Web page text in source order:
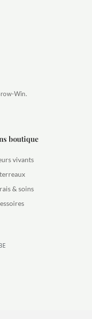
Win.
boutique
vivants
& soins
for people and search engines.